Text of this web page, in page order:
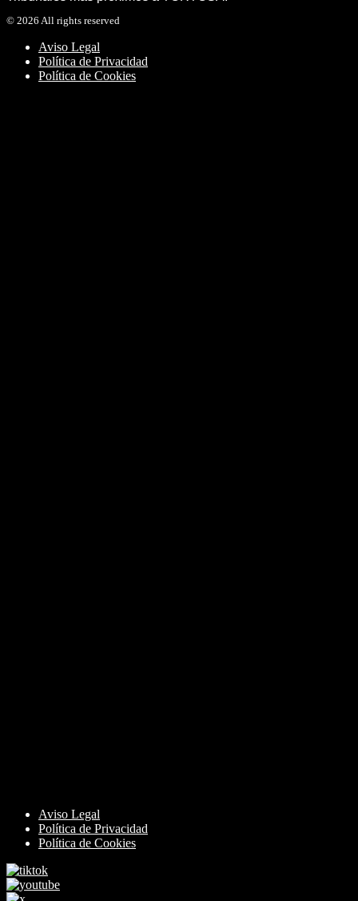
© 2026 All rights reserved
Aviso Legal
Política de Privacidad
Política de Cookies
Aviso Legal
Política de Privacidad
Política de Cookies